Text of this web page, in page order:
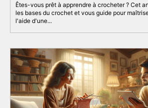
Êtes-vous prêt à apprendre à crocheter ? Cet
les bases du crochet et vous guide pour
l'aide d'une...